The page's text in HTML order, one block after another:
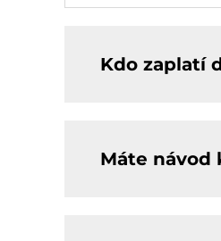
Kdo zaplatí
Máte návod